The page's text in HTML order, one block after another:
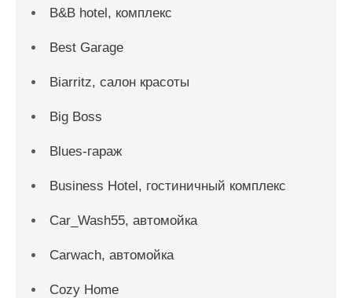
B&B hotel, комплекс
Best Garage
Biarritz, салон красоты
Big Boss
Blues-гараж
Business Hotel, гостиничный комплекс
Car_Wash55, автомойка
Carwach, автомойка
Cozy Home